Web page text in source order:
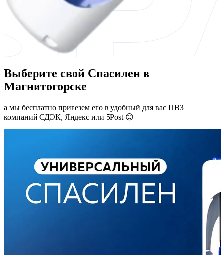
Выберите свой Спасилен в
Магнитогорске
а мы бесплатно привезем его в удобный для вас ПВЗ
компаний СДЭК, Яндекс или 5Post 😊